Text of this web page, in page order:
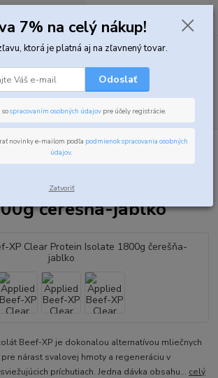
Hľadať
0,00 EUR
proteíny
Applied Beef-XP Clear Protein Isolate
XP Clear Protein
čerešňa-jablko
Beef-XP je dokonalou alternatívou mliečnych
nárast svalovej hmoty a regeneráciu v
príchutiach. Jedna dávka obsahu... celý
7% na celý nákup!
ktorá je platná aj na zľavnený tovar.
Odoslať
sospracovaním osobných údajov pre účely registrácie.
novinky e-mailom podľa podmienok spracovania osobných
údajov.
Zatvoriť